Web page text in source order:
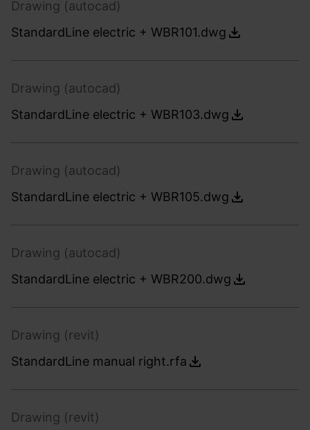
Drawing (autocad)
StandardLine electric + WBR101.dwg
Drawing (autocad)
StandardLine electric + WBR103.dwg
Drawing (autocad)
StandardLine electric + WBR105.dwg
Drawing (autocad)
StandardLine electric + WBR200.dwg
Drawing (revit)
StandardLine manual right.rfa
Drawing (revit)